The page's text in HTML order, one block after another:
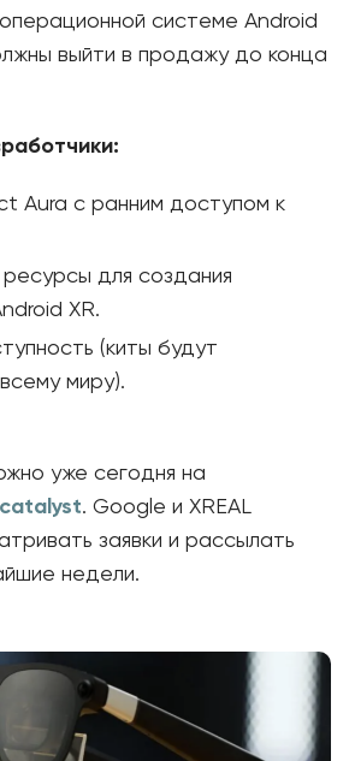
системе Android
выйти в продажу до конца
Aura с ранним доступом к
для создания
XR.
(киты будут
миру).
уже сегодня на
. Google и XREAL
заявки и рассылать
недели.